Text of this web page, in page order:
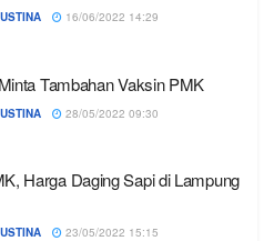
16/06/2022 14:29
Tambahan Vaksin PMK
28/05/2022 09:30
Harga Daging Sapi di Lampung
23/05/2022 15:15